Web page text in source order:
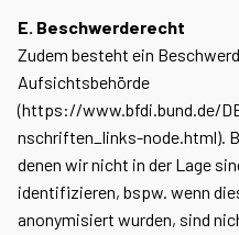
E. Beschwerderecht
Zudem besteht ein
Aufsichtsbehörde
(https://www.bfdi.bund.de/
nschriften_links-node.html).
denen wir nicht in der Lage
identifizieren, bspw. wenn
anonymisiert wurden, sind